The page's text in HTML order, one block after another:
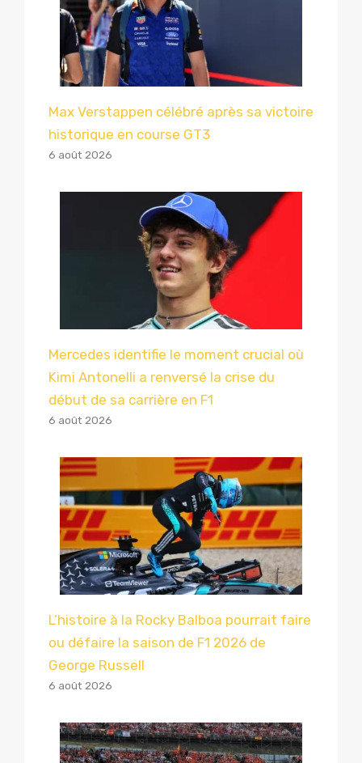
Max Verstappen célébré après sa victoire
historique en course GT3
6 août 2026
Mercedes identifie le moment crucial où
Kimi Antonelli a renversé la crise du
début de sa carrière en F1
6 août 2026
L’histoire à la Rocky Balboa pourrait faire
ou défaire la saison de F1 2026 de
George Russell
6 août 2026